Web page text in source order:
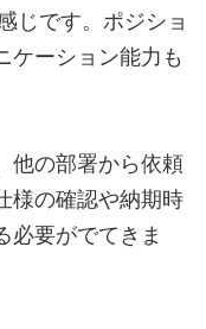
じです。ポジショ
ケーション能力も
他の部署から依頼
様の確認や納期時
必要がでてきま